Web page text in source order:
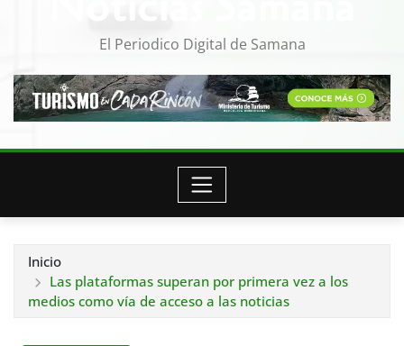
El Periodico Digital de Samana
Inicio
Las plataformas superan por primera vez a los
medios como vía de acceso a las noticias